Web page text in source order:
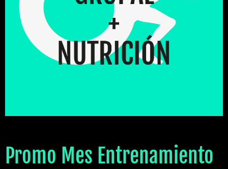
Promo Mes Entrenamiento